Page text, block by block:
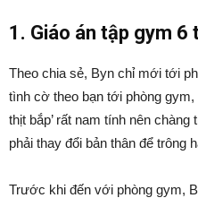
1. Giáo án tập gym 6
Theo chia sẻ, Byn chỉ mới tới
tình cờ theo bạn tới phòng gym,
thịt bắp’ rất nam tính nên
phải thay đổi bản thân để trông
Trước khi đến với phòng gym,